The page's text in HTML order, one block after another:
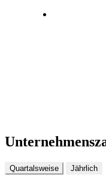
Quartalsweise Jährlich